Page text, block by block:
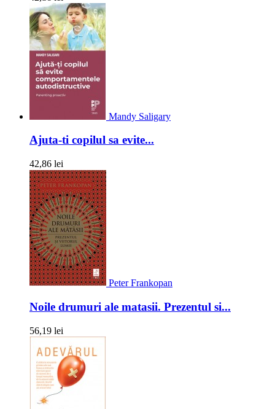
Mandy Saligary
Ajuta-ti copilul sa evite...
42,86 lei
Peter Frankopan
Noile drumuri ale matasii. Prezentul si...
56,19 lei